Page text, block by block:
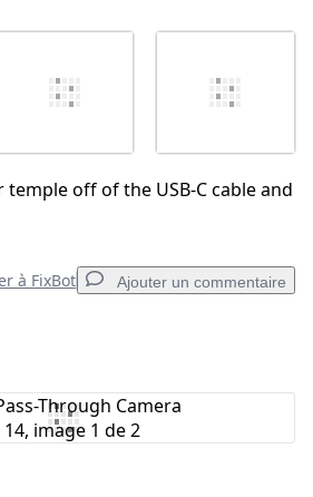
off of the USB‑C cable and
à FixBot Ajouter un commentaire